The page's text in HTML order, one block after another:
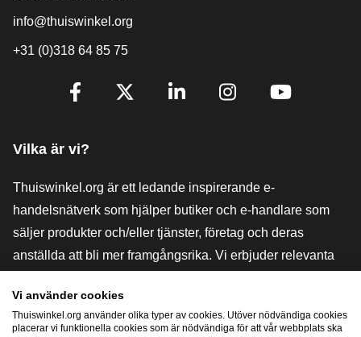
info@thuiswinkel.org
+31 (0)318 64 85 75
[_General:SocialMediaTitle]
Vilka är vi?
Thuiswinkel.org är ett ledande inspirerande e-
handelsnätverk som hjälper butiker och e-handlare som
säljer produkter och/eller tjänster, företag och deras
anställda att bli mer framgångsrika. Vi erbjuder relevanta
Thuiswinkel-recensioner, rättsliga medel och rådgivning,
stöd, marknadsundersökningar och vi har en egen
Vi använder cookies
Thuiswinkel.org använder olika typer av cookies. Utöver nödvändiga cookies
placerar vi funktionella cookies som är nödvändiga för att vår webbplats ska